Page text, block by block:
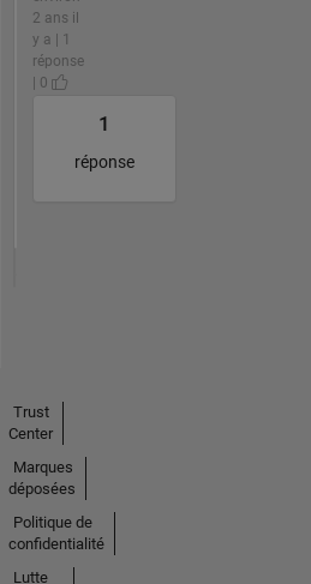
2 ans il
y a | 1
réponse
| 0
1
réponse
Trust
Center
Marques
déposées
Politique de
confidentialité
Lutte